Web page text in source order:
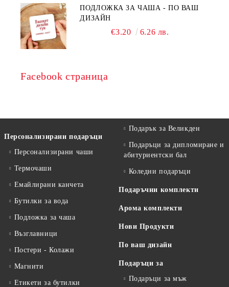
ПОДЛОЖКА ЗА ЧАША - ПО ВАШ
ДИЗАЙН
€3.20 6.26 лв.
Facebook страница
Персонализирани подаръци
Персонализирани чаши
Термочаши
Емайлирани канчета
Бутилки за вода
Подложка за чаша
Възглавници
Постери - Колажи
Магнити
Етикети за бутилки
Подарък за Великден
Подаръци за дипломиране и
абитуриентски бал
Коледни подаръци
Подаръчни комплекти
Арома комплекти
Нови Продукти
По ваш дизайн
Подаръци за
Подаръци за мъж